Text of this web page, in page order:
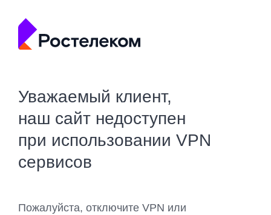
Уважаемый клиент,
наш сайт недоступен
при использовании VPN
сервисов
Пожалуйста, отключите VPN или